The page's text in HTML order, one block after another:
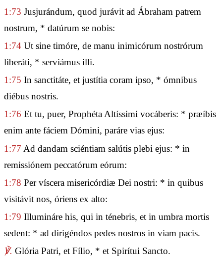
1:73 Jusjurándum, quod jurávit ad Ábraham patrem
nostrum, * datúrum se nobis:
1:74 Ut sine timóre, de manu inimicórum nostrórum
liberáti, * serviámus illi.
1:75 In sanctitáte, et justítia coram ipso, * ómnibus
diébus nostris.
1:76 Et tu, puer, Prophéta Altíssimi vocáberis: * præíbis
enim ante fáciem Dómini, paráre vias ejus:
1:77 Ad dandam sciéntiam salútis plebi ejus: * in
remissiónem peccatórum eórum:
1:78 Per víscera misericórdiæ Dei nostri: * in quibus
visitávit nos, óriens ex alto:
1:79 Illumináre his, qui in ténebris, et in umbra mortis
sedent: * ad dirigéndos pedes nostros in viam pacis.
℣. Glória Patri, et Fílio, * et Spirítui Sancto.